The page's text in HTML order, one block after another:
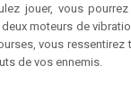
jouer, vous
moteurs de
vous
de vos ennemis.